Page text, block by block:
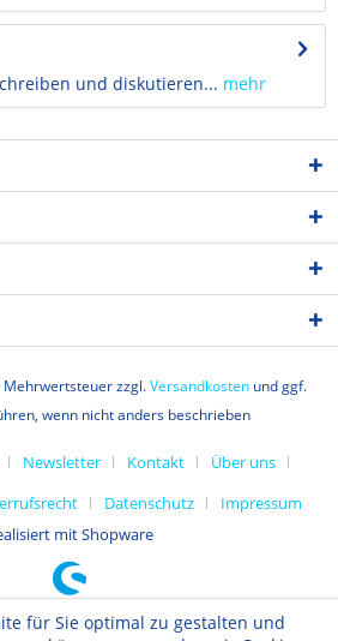
und diskutieren... mehr
zzgl.Versandkosten und ggf.
wenn nicht anders beschrieben
Newsletter Kontakt
Über uns
Datenschutz
Impressum
mit Shopware
für Sie optimal zu gestalten und